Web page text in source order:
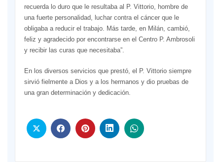
recuerda lo duro que le resultaba al P. Vittorio, hombre de
una fuerte personalidad, luchar contra el cáncer que le
obligaba a reducir el trabajo. Más tarde, en Milán, cambió,
feliz y agradecido por encontrarse en el Centro P. Ambrosoli
y recibir las curas que necesitaba”.
En los diversos servicios que prestó, el P. Vittorio siempre
sirvió fielmente a Dios y a los hermanos y dio pruebas de
una gran determinación y dedicación.